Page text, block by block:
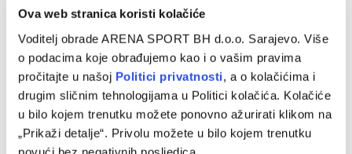
Ova web stranica koristi kolačiće
Voditelj obrade ARENA SPORT BH d.o.o. Sarajevo. Više
o podacima koje obrađujemo kao i o vašim pravima
pročitajte u našoj Politici privatnosti, a o kolačićima i
drugim sličnim tehnologijama u Politici kolačića. Kolačiće
u bilo kojem trenutku možete ponovno ažurirati klikom na
„Prikaži detalje“. Privolu možete u bilo kojem trenutku
WWin liga BiH (1. kolo): Zrinjski – Čelik 2:1
10/08/2026